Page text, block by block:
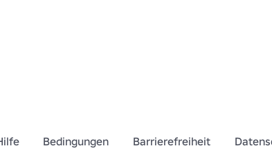
Bedingungen Barrierefreiheit